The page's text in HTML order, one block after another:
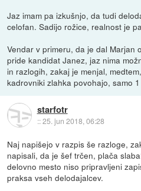
Jaz imam pa izkušnjo, da tudi
celofan. Sadijo rožice, realnost je
Vendar v primeru, da je dal Marjan
pride kandidat Janez, jaz nima
in razlogih, zakaj je menjal,
kadrovniki zlahka povohajo, samo
starfotr
::25. jun 2018, 06:28
Naj napišejo v razpis še razloge,
napisali, da je šef trčen, plača
delovno mesto niso pripravljeni
praksa vseh delodajalcev.